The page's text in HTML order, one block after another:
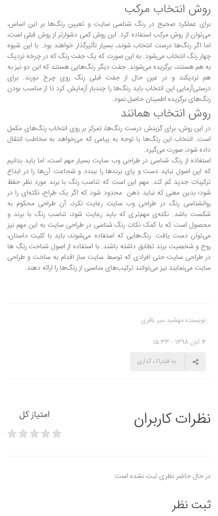
روش انتخاب مرکب
برای عملکرد صحیح در رنگ شناسی سایت و تعیین رنگ‌ها بر این اساس،
می‌توان از روش مرکب استفاده کرد. این روش کمی دشوارتر از روش قبلی است،
اما اگر رنگ‌ها درست انتخاب شوند، بسیار تأثیرگذار خواهند بود. با این شیوه
چهار رنگ انتخاب می‌شود. به این صورت که یک جفت رنگ که در چرخه نزدیک
به هم هستند، برگزیده می‌شوند. جفت دیگر رنگ‌هایی هستند که این دو نیز به
هم نزدیکند و در عین حال از جفت قبلی رنگ روی چرخ دورند. برای
درستی‌آزمایی این انتخاب باید رنگ‌ها را چندبار آزمایش کرد تا از مناسب بودن
رنگ‌های برگزیده اطمینان حاصل نمود.
روش انتخاب همانند
در این روش، برای گزینش درست رنگ‌ها، تمرکز بر روی انتخاب رنگ‌های مکمل
است. انتخاب این رنگ‌ها با توجه به پیامی که می‌خواهد به مخاطب انتقال
داده شود، صورت می‌گیرد.
استفاده از رنگ شناسی در طراحی وب سایت بسیار مهم است، اما باید بدانیم
که این اصول نباید دست و پای برندها را ببندد و شجاعت آن‌ها را در ابداع
ترکیبات جدید کم کند. مهم این است که تناسب رنگ با برند مورد نظر حفظ
شود؛ بدین معنی که نباید ذهن محدود شود که اگر یک طراح، نکته‌ای را در
روانشناسی رنگ در طراحی وب سایت رعایت نکرد، آن طراحی محکوم به
شکست باشد. نکته‌ی مهم‌تری که باید رعایت شود، تناسب رنگ با برند و
محصول است که با کمک نکات رنگ شناسی در طراحی سایت به این مهم نیز
می‌توان دست یافت. رنگ‌هایی که استفاده می‌شوند، باید با کلیت داستان،
روح و شخصیت برند تطابق داشته باشند. با استفاده از اصول شناخت رنگ ها
در طراحی سایت حتی افرادی که توسط سایت ساز اقدام به ساخت و طراحی
سایت می‌نمایند نیز می‌توانند ترکیب‌های مناسبی از رنگ‌ها را ارائه دهند.
نویسنده مهشید میر باقری
4 آبان 1398 - 15:33
به اشتراک گذاری
نظرات کاربران امتیاز کل
در حال حاضر نظری ثبت نشده است
ثبت نظر